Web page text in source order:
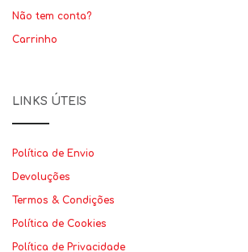
Não tem conta?
Carrinho
LINKS ÚTEIS
Política de Envio
Devoluções
Termos & Condições
Política de Cookies
Política de Privacidade